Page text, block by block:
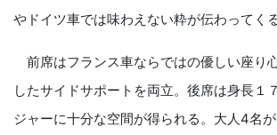
やドイツ車では味わえない粋が伝わってくる
前席はフランス車ならではの優しい座り
したサイドサポートを両立。後席は身長１
ジャーに十分な空間が得られる。大人4名